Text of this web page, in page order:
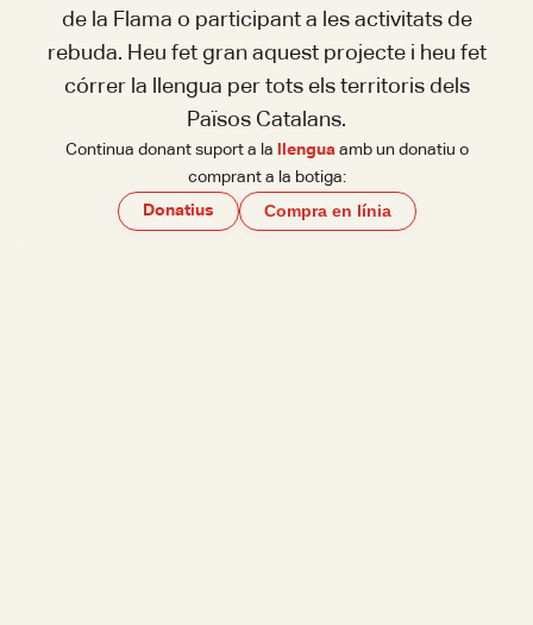
de la Flama o participant a les activitats de
rebuda. Heu fet gran aquest projecte i heu fet
córrer la llengua per tots els territoris dels
Països Catalans.
Continua donant suport a la llengua amb un donatiu o
comprant a la botiga:
Donatius Compra en línia